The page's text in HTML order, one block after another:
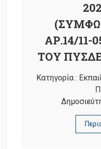
ΑΡ.14/11-
ΤΟΥ
Κατηγορία :